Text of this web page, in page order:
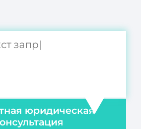
юридическая